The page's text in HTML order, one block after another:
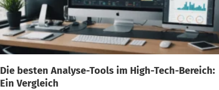
Die besten Analyse-Tools im High-Tech-Bereich:
Ein Vergleich